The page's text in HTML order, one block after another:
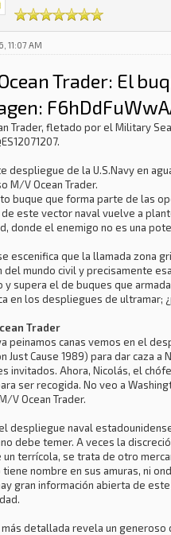
11:07 AM
Trader: El
Trader, fletado por el Military
despliegue de la U.S.Navy en
M/V Ocean Trader.
buque que forma parte de las
este vector naval vuelve a
donde el enemigo no es una
escenifica que la llamada zona
del mundo civil y precisamente
y supera el de buques que
en los despliegues de ultramar;
Trader
peinamos canas vemos en el
Just Cause 1989) para dar caza
invitados. Ahora, Nicolás, el
ser recogida. No veo a
V Ocean Trader.
despliegue naval
debe temer. A veces la
un terrícola, se trata de otro
tiene nombre en sus amuras, ni
gran información abierta de
más detallada revela un